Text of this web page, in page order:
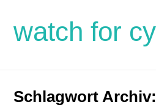
watch for
Schlagwort